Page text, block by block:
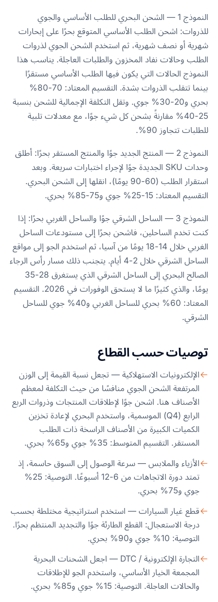
النموذج 1 — الشحن البحري للطلب الأساسي والجوي
للذروات: اشحن الطلب الأساسي المتوقع بحرًا على إبحارات
شهرية أو نصف شهرية، ثم استخدم الشحن الجوي لذروات
الطلب وحالات نفاد المخزون والطلبات العاجلة. يناسب هذا
النموذج الحالات التي يكون فيها الطلب الأساسي مستقرًا
بينما تتقلب الذروات بشدة. التقسيم المعتاد: 70-80%
بحري و20-30% جوي. وتقل التكلفة الإجمالية للشحن بنسبة
25-40% مقارنةً بشحن كل شيء جوًا، مع معدلات تلبية
للطلبات تتجاوز 90%.
النموذج 2 — المنتج الجديد جوًا والمنتج المستقر بحرًا: أطلق
وحدات SKU الجديدة جوًا لإجراء اختبارات سريعة. وبعد
استقرار الطلب (60-90 يومًا)، انقلها إلى الشحن البحري.
التقسيم المعتاد: 15-25% جوي و75-85% بحري.
النموذج 3 — الساحل الشرقي جوًا والساحل الغربي بحرًا: إذا
كنت تخدم الساحلين، فاشحن بحرًا إلى مستودعات الساحل
الغربي خلال 14-18 يومًا من آسيا، ثم استخدم الجو إلى مواقع
الساحل الشرقي خلال 2-4 أيام. يتجنب ذلك مسار رأس الرجاء
الصالح البحري إلى الساحل الشرقي الذي يستغرق 28-35
يومًا، والذي كثيرًا ما لا يستحق الوفورات في 2026. التقسيم
المعتاد: 60% بحري للساحل الغربي و40% جوي للساحل
الشرقي.
توصيات حسب القطاع
الإلكترونيات الاستهلاكية — تجعل نسبة القيمة إلى الوزن
المرتفعة الشحن الجوي منافسًا من حيث التكلفة لمعظم
الأصناف هنا. اشحن جوًا لإطلاقات المنتجات وذروات الربع
الرابع (Q4) الموسمية، واستخدم البحري لإعادة تخزين
الكميات الكبيرة من الأصناف الراسخة ذات الطلب
المستقر. التقسيم المتوسط: 35% جوي و65% بحري.
الأزياء والملابس — سرعة الوصول إلى السوق حاسمة، إذ
تمتد دورة الاتجاهات من 6-12 أسبوعًا. التوصية: 25%
جوي و75% بحري.
قطع غيار السيارات — استخدم استراتيجية مختلطة بحسب
درجة الاستعجال: القطع الطارئة جوًا والتجديد المنتظم بحرًا.
التوصية: 10% جوي و90% بحري.
التجارة الإلكترونية / DTC — اجعل الشحنات البحرية
المجمعة الخيار الأساسي، واستخدم الجو للإطلاقات
والحالات العاجلة. التوصية: 15% جوي و85% بحري.